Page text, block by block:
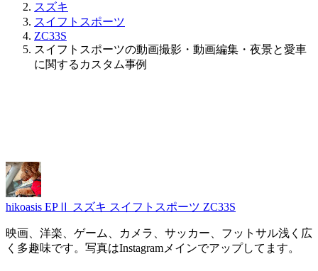
スズキ
スイフトスポーツ
ZC33S
スイフトスポーツの動画撮影・動画編集・夜景と愛車
に関するカスタム事例
hikoasis EPⅡ スズキ スイフトスポーツ ZC33S
映画、洋楽、ゲーム、カメラ、サッカー、フットサル浅く広
く多趣味です。写真はInstagramメインでアップしてます。